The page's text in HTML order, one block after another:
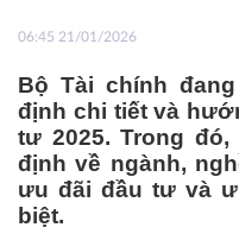
06:45 21/01/2026
Bộ Tài chính
định chi tiết và
tư 2025. Trong
định về ngành,
ưu đãi đầu tư và
biệt.